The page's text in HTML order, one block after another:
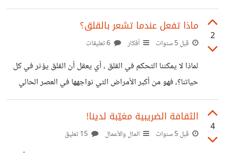
اتجاه المشروع؟ كلّنا نتفق أن في بداية المشروع علينا دراسة
المشروع من كل جوانبه، لمعرفة مدى نجاحه على المدى القصير
للمشروع، أي أننا نتنبأ بما سوف يحدث من خلال دراستنا لعدة
عوامل التي سوف تساعدنا، وبالتأكيد سترتكز الدراسة على تحليل
العوامل
2
ماذا تفعل عندما تشعر بالقلق؟
قبل 5 سنوات أفكار
لماذا لا يمكننا التحكم في القلق ، أي يعقل أن القلق يؤثر في كل
حياتنا؟، فهو من أكبر الأمراض التي نواجهها في العصر الحالي
القلق و التوتر المستمر. وبالرغم من التطور التكنولوجي البشرية
لحد الآن لم يصل التطور إلى المستوى الذهني، فمعظم الناس
يعيشون في قلق مستمر، فهم يستعملون نوعية سؤاله النجاة، فما
4
الثقافة الضريبية مغيّبة لدينا!
قبل 5 سنوات المال والأعمال